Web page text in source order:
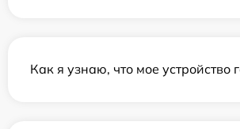
Как я узнаю, что мое устройство